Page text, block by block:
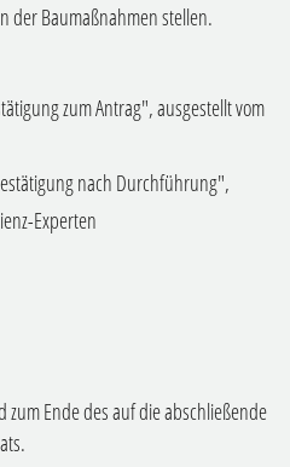
der Baumaßnahmen stellen.
zum Antrag", ausgestellt vom
nach Durchführung",
Experten
zum Ende des auf die abschließende